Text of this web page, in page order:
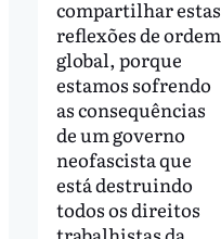
compartilhar estas
reflexões de ordem
global, porque
estamos sofrendo
as consequências
de um governo
neofascista que
está destruindo
todos os direitos